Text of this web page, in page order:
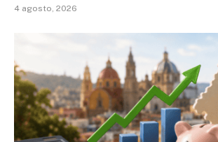
4 agosto, 2026